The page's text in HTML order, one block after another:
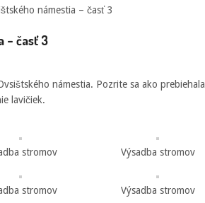
námestia – časť 3
– časť 3
námestia. Pozrite sa ako prebiehala
lavičiek.
stromov Výsadba stromov
stromov Výsadba stromov